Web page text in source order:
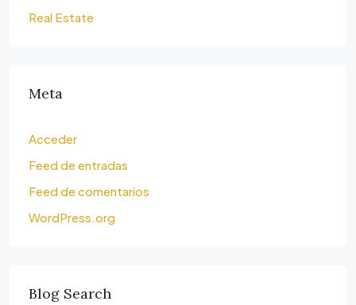
Real Estate
Meta
Acceder
Feed de entradas
Feed de comentarios
WordPress.org
Blog Search